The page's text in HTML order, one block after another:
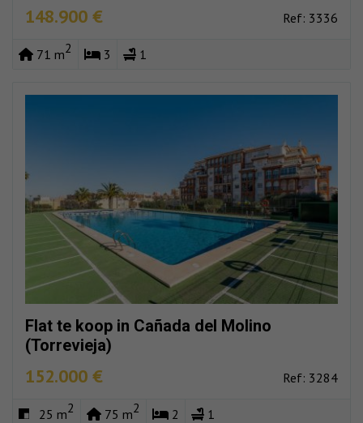
148.900 € Ref: 3336
71 m2 3 1
Flat te koop in Cañada del Molino
(Torrevieja)
152.000 € Ref: 3284
25 m2 75 m2 2 1